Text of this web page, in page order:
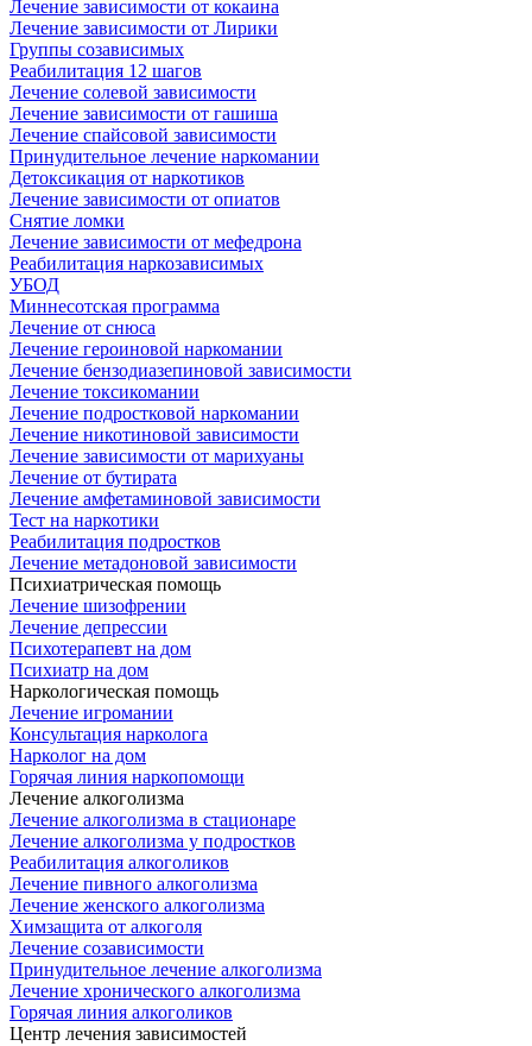
Лечение зависимости от кокаина
Лечение зависимости от Лирики
Группы созависимых
Реабилитация 12 шагов
Лечение солевой зависимости
Лечение зависимости от гашиша
Лечение спайсовой зависимости
Принудительное лечение наркомании
Детоксикация от наркотиков
Лечение зависимости от опиатов
Снятие ломки
Лечение зависимости от мефедрона
Реабилитация наркозависимых
УБОД
Миннесотская программа
Лечение от снюса
Лечение героиновой наркомании
Лечение бензодиазепиновой зависимости
Лечение токсикомании
Лечение подростковой наркомании
Лечение никотиновой зависимости
Лечение зависимости от марихуаны
Лечение от бутирата
Лечение амфетаминовой зависимости
Тест на наркотики
Реабилитация подростков
Лечение метадоновой зависимости
Психиатрическая помощь
Лечение шизофрении
Лечение депрессии
Психотерапевт на дом
Психиатр на дом
Наркологическая помощь
Лечение игромании
Консультация нарколога
Нарколог на дом
Горячая линия наркопомощи
Лечение алкоголизма
Лечение алкоголизма в стационаре
Лечение алкоголизма у подростков
Реабилитация алкоголиков
Лечение пивного алкоголизма
Лечение женского алкоголизма
Химзащита от алкоголя
Лечение созависимости
Принудительное лечение алкоголизма
Лечение хронического алкоголизма
Горячая линия алкоголиков
Центр лечения зависимостей